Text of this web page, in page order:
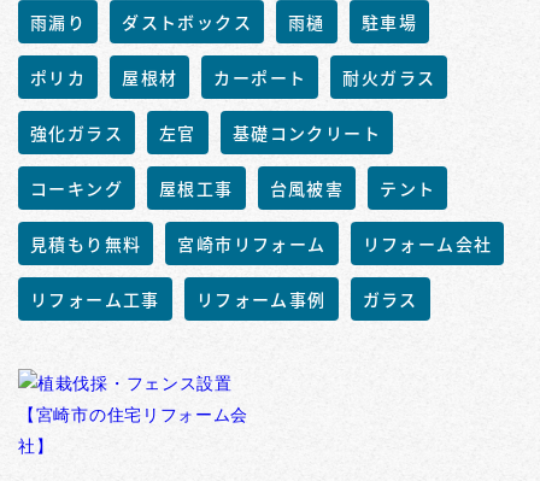
雨漏り ダストボックス 雨樋 駐車場
ポリカ 屋根材 カーポート 耐火ガラス
強化ガラス 左官 基礎コンクリート
コーキング 屋根工事 台風被害 テント
見積もり無料 宮崎市リフォーム リフォーム会社
リフォーム工事 リフォーム事例 ガラス